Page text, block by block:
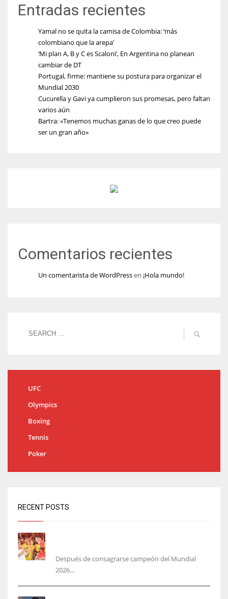
Entradas recientes
Yamal no se quita la camisa de Colombia: ‘más
colombiano que la arepa’
‘Mi plan A, B y C es Scaloni’, En Argentina no planean
cambiar de DT
Portugal, firme: mantiene su postura para organizar el
Mundial 2030
Cucurella y Gavi ya cumplieron sus promesas, pero faltan
varios aún
Bartra: «Tenemos muchas ganas de lo que creo puede
ser un gran año»
Comentarios recientes
Un comentarista de WordPressen ¡Hola mundo!
UFC
Olympics
Boxing
Tennis
Poker
RECENT POSTS
Después de consagrarse campeón del Mundial
2026...